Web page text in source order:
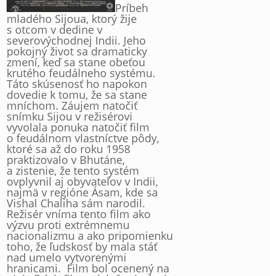
Príbeh
mladého Sijoua, ktorý žije
s otcom v dedine v
severovýchodnej Indii. Jeho
pokojný život sa dramaticky
zmení, keď sa stane obeťou
krutého feudálneho systému.
Táto skúsenosť ho napokon
dovedie k tomu, že sa stane
mníchom. Záujem natočiť
snímku Sijou v režisérovi
vyvolala ponuka natočiť film
o feudálnom vlastníctve pôdy,
ktoré sa až do roku 1958
praktizovalo v Bhutáne,
a zistenie, že tento systém
ovplyvnil aj obyvateľov v Indii,
najmä v regióne Ásam, kde sa
Vishal Chaliha sám narodil.
Režisér vníma tento film ako
výzvu proti extrémnemu
nacionalizmu a ako pripomienku
toho, že ľudskosť by mala stáť
nad umelo vytvorenými
hranicami. Film bol ocenený na